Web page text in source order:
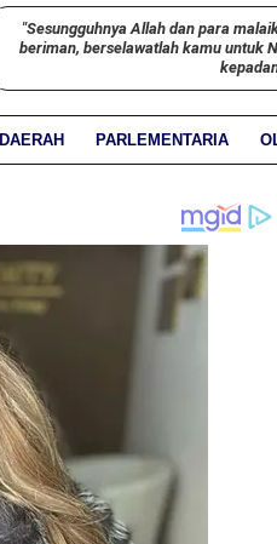
"Sesungguhnya Allah dan para
beriman, berselawatlah kamu untuk
DAERAH PARLEMENTARIA